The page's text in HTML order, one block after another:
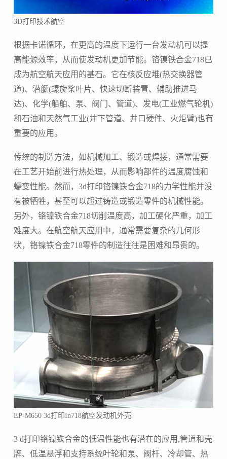
3D打印技术航空
根据卡诺循环，在更高的温度下运行一台发动机可以提
高能源效率，从而使发动机更加节能。铬镍铁合金718已
成为航空航天应用的基石。它在核反应堆(热交换器管
道)、潜艇(螺旋桨叶片、快速切断装置、辅助推进马
达)、化学(船舶、泵、阀门、管道)、发电(工业燃气轮机)
和石油和天然气工业(井下管道、井口硬件、火炬臂)也有
重要的应用。
传统的制造方法，如机械加工、锻造或焊接，通常需要
在工艺开始前进行热处理，从而影响部件的温度腐蚀和
蠕变性能。然而， 3d打印铬镍铁合金718的力学性能并没
有被牺牲，甚至可以超过铸造或锻造零件的机械性能。
另外，铬镍铁合金718切削温度高，加工硬化严重，加工
难度大。在航空航天应用中，通常需要复杂的几何形
状，铬镍铁合金718零件的制造往往是困难和昂贵的。
EP-M650 3d打印In718航空发动机外壳
3 d打印铬镍铁合金的低温性能也有潜在的应用,管道和壳
牌、低温悬浮和支持系统叶轮和泵、阀杆、冷却管、热